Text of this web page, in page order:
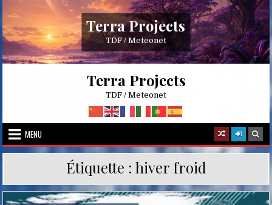
content
Terra Projects
TDF / Meteonet
Terra Projects
TDF / Meteonet
MENU
Étiquette : hiver froid